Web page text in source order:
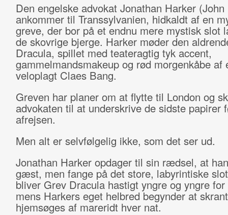
Den engelske advokat Jonathan Harker
ankommer til Transsylvanien, hidkaldt af en
greve, der bor på et endnu mere mystisk slot
de skovrige bjerge. Harker møder den
Dracula, spillet med teateragtig tyk accent,
gammelmandsmakeup og rød morgenkåbe af
veloplagt Claes Bang.
Greven har planer om at flytte til London og
advokaten til at underskrive de sidste papirer
afrejsen.
Men alt er selvfølgelig ikke, som det ser ud.
Jonathan Harker opdager til sin rædsel, at
gæst, men fange på det store, labyrintiske
bliver Grev Dracula hastigt yngre og yngre
mens Harkers eget helbred begynder at
hjemsøges af mareridt hver nat.